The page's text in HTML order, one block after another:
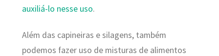
auxiliá-lo nesse uso.
Além das capineiras e silagens, também
podemos fazer uso de misturas de alimentos